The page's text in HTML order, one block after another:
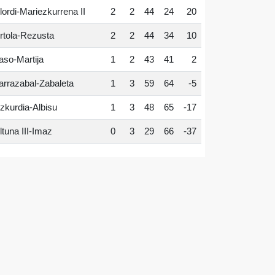
Mariezkurrena II 2 2 44 24 20
Rezusta 2 2 44 34 10
Martija 1 2 43 41 2
Zabaleta 1 3 59 64 -5
Albisu 1 3 48 65 -17
III-Imaz 0 3 29 66 -37